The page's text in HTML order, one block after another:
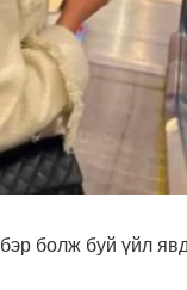
болж буй үйл